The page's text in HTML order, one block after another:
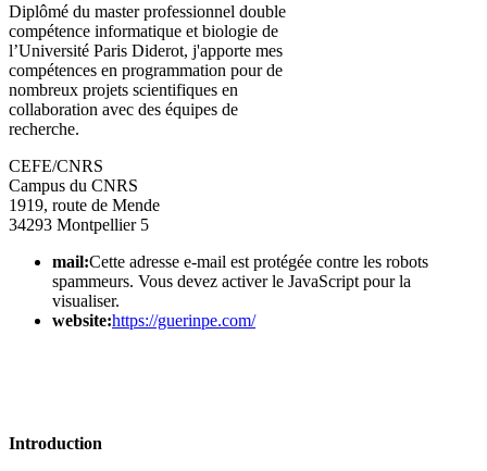
Diplômé du master professionnel double
compétence informatique et biologie de
l’Université Paris Diderot, j'apporte mes
compétences en programmation pour de
nombreux projets scientifiques en
collaboration avec des équipes de
recherche.
CEFE/CNRS
Campus du CNRS
1919, route de Mende
34293 Montpellier 5
mail:Cette adresse e-mail est protégée contre les robots
spammeurs. Vous devez activer le JavaScript pour la
visualiser.
website:https://guerinpe.com/
Introduction